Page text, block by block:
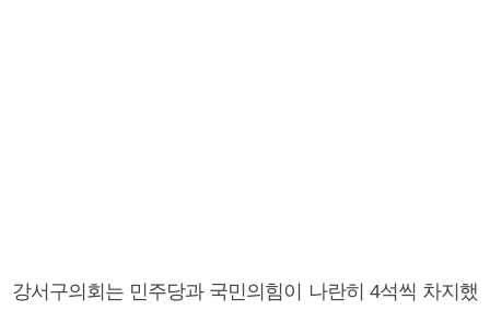
강서구의회는 민주당과 국민의힘이 나란히 4석씩 차지했